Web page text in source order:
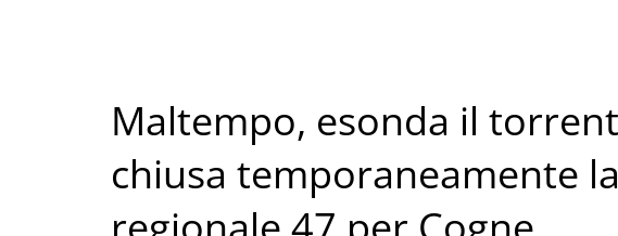
Maltempo, esonda il
chiusa temporaneamente